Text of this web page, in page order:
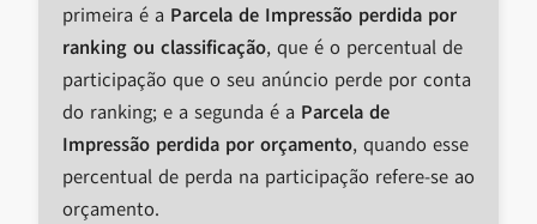
primeira é a Parcela de Impressão perdida por
ranking ou classificação, que é o percentual de
participação que o seu anúncio perde por conta
do ranking; e a segunda é a Parcela de
Impressão perdida por orçamento, quando esse
percentual de perda na participação refere-se ao
orçamento.